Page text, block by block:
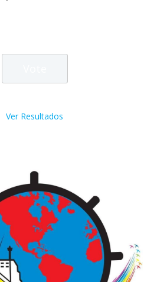
Ver Resultados